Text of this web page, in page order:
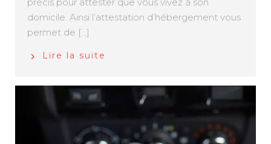
domicile. Ainsi l’attestation d’hébergement vous
permet de […]
Lire la suite